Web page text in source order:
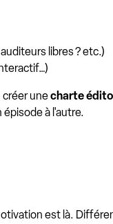
libres ? etc.)
créer unecharte
à l'autre.
est là.